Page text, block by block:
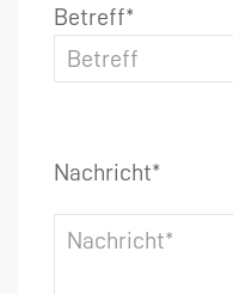
Betreff*
Nachricht*